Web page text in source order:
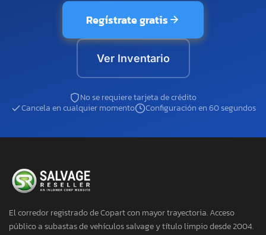
Regístrate gratis
Ver Inventario
No se requiere tarjeta de crédito
Cancela en cualquier momento
Configuración en 60 segundos
El corredor registrado de Copart con mayor trayectoria. Acceso
público a subastas de vehículos salvage y título limpio desde 2004.